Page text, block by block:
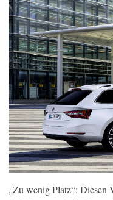
„Zu wenig Platz“: Diesen